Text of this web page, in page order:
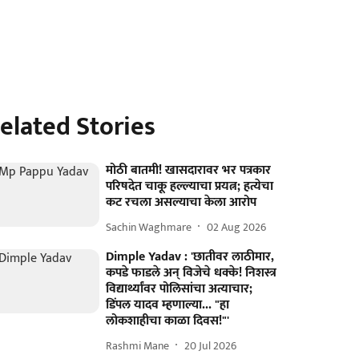
Stories
मोठी बातमी! खासदारावर भर पत्रकार
परिषदेत चाकू हल्ल्याचा प्रयत्न; हत्येचा
कट रचला असल्याचा केला आरोप
Sachin Waghmare 02 Aug 2026
Dimple Yadav : 'छातीवर लाठीमार,
कपडे फाडले अन् विजेचे धक्के! निशस्त्र
विद्यार्थ्यांवर पोलिसांचा अत्याचार;
डिंपल यादव म्हणाल्या... "हा
लोकशाहीचा काळा दिवस!"'
Rashmi Mane 20 Jul 2026